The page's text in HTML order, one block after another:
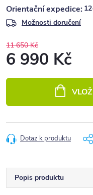
Možnosti doručení
11 650 Kč
6 990 Kč
Dotaz k produktu
Popis produktu